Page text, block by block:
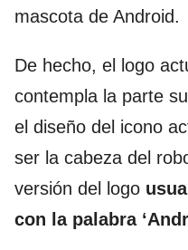
mascota de Android.
De hecho, el logo
contempla la parte
el diseño del icono
ser la cabeza del
versión del logo
con la palabra